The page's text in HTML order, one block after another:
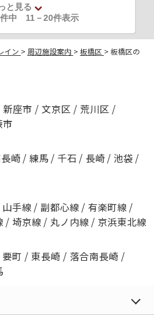
と見る
件中 11 －20件表示
イン > 周辺施設案内 > 板橋区 > 板橋区の
新座市 / 文京区 / 荒川区 /
市
崎 / 練馬 / 千石 / 長崎 / 池袋 /
山手線 / 副都心線 / 有楽町線 /
/ 埼京線 / 丸ノ内線 / 京浜東北線
要町 / 東長崎 / 落合南長崎 /